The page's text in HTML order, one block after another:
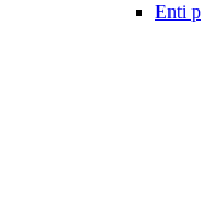
Enti